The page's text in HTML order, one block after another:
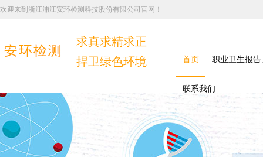
欢迎来到浙江浦江安环检测科技股份有限公司官网！
求真求精求正
捍卫绿色环境
首页 职业卫生报
联系我们